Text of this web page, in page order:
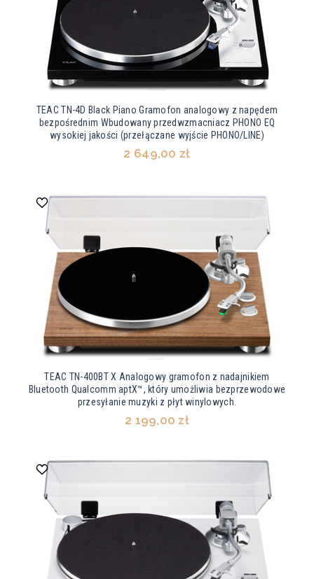
TEAC TN-4D Black Piano Gramofon analogowy z napędem
bezpośrednim Wbudowany przedwzmacniacz PHONO EQ
wysokiej jakości (przełączane wyjście PHONO/LINE)
2 649,00 zł
TEAC TN-400BT X Analogowy gramofon z nadajnikiem
Bluetooth Qualcomm aptX™, który umożliwia bezprzewodowe
przesyłanie muzyki z płyt winylowych.
2 199,00 zł